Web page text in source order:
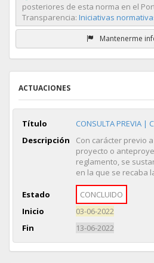
posteriores de esta norma en el
Transparencia: Iniciativas
Mantenerme
ACTUACIONES
Título
CONSULTA PREVIA
Descripción
Con carácter previo
proyecto o
reglamento, se
en la que se recaba
Estado
CONCLUIDO
Inicio
03-06-2022
Fin
13-06-2022